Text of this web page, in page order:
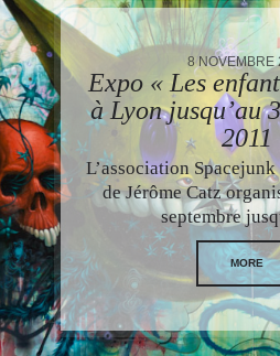
8 NOVEMBRE
Expo « Les
à Lyon jusqu’au
2011
L’association
de Jérôme Catz
septembre
MORE